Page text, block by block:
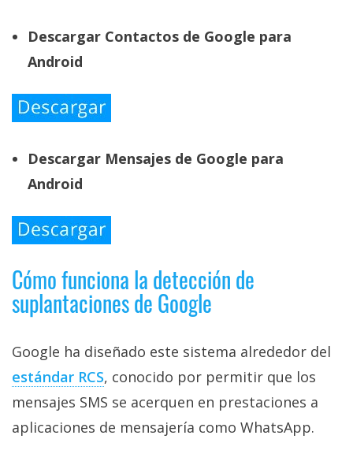
Descargar Contactos de Google para
Android
Descargar Mensajes de Google para
Android
Cómo funciona la detección de
suplantaciones de Google
Google ha diseñado este sistema alrededor del
estándar RCS‎, conocido por permitir que los
mensajes SMS se acerquen en prestaciones a
aplicaciones de mensajería como WhatsApp.